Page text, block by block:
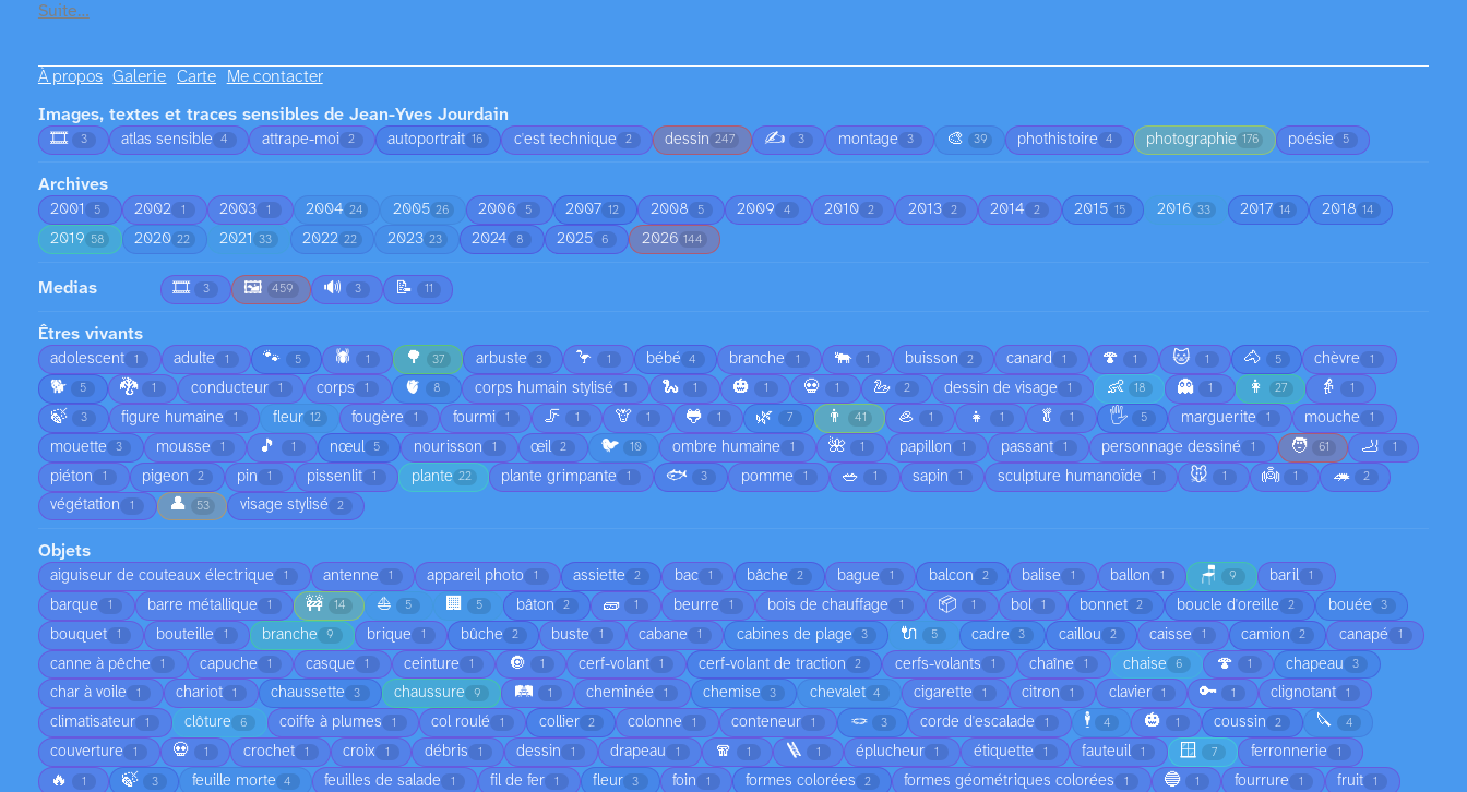
Suite…
À propos Galerie Carte Me contacter
Images, textes et traces sensibles de Jean-Yves Jourdain
🎞️
3 atlas sensible 4 attrape-moi 2 autoportrait 16 c'est technique 2 dessin 247 ✍️ 3 montage 3 🎨 39 phothistoire 4 photographie 176 poésie 5
Archives
2001 5 2002 1 2003 1 2004 24 2005 26 2006 5 2007 12 2008 5 2009 4 2010 2 2013 2 2014 2 2015 15 2016 33 2017 14 2018 14
2019 58 2020 22 2021 33 2022 22 2023 23 2024 8 2025 6 2026 144
Medias 🎞️ 3 🖼️ 459 🔊 3 📝 11
Êtres vivants
adolescent 1 adulte 1 🐾 5 🕷️ 1 🌳 37 arbuste 3 🦩 1 bébé 4 branche 1 🐃 1 buisson 2 canard 1 🍄 1 🐱 1 🐴 5 chèvre 1
🐕 5 🐉 1 conducteur 1 corps 1 🫀 8 corps humain stylisé 1 🐍 1 🎃 1 💀 1 🦢 2 dessin de visage 1 👶 18 👻 1 👩 27 👵 1
🍃 3 figure humaine 1 fleur 12 fougère 1 fourmi 1 🦵 1 🦒 1 🐸 1 🌿 7 👨 41 🦪 1 👧 1 🥬 1 🖐️ 5 marguerite 1 mouche 1
mouette 3 mousse 1 🎵 1 nœul 5 nourisson 1 œil 2 🐦 10 ombre humaine 1 🌺 1 papillon 1 passant 1 personnage dessiné 1 🧑 61 🦶 1
piéton 1 pigeon 2 pin 1 pissenlit 1 plante 22 plante grimpante 1 🐟 3 pomme 1 🥗 1 sapin 1 sculpture humanoïde 1 🐭 1 👼 1 🦔 2
végétation 1 👤 53 visage stylisé 2
Objets
aiguiseur de couteaux électrique 1 antenne 1 appareil photo 1 assiette 2 bac 1 bâche 2 bague 1 balcon 2 balise 1 ballon 1 🪑 9 baril 1
barque 1 barre métallique 1 🚧 14 ⛵ 5 🏢 5 bâton 2 🧱 1 beurre 1 bois de chauffage 1 📦 1 bol 1 bonnet 2 boucle d'oreille 2 bouée 3
bouquet 1 bouteille 1 branche 9 brique 1 bûche 2 buste 1 cabane 1 cabines de plage 3 🔌 5 cadre 3 caillou 2 caisse 1 camion 2 canapé 1
canne à pêche 1 capuche 1 casque 1 ceinture 1 🔘 1 cerf-volant 1 cerf-volant de traction 2 cerfs-volants 1 chaîne 1 chaise 6 🍄 1 chapeau 3
char à voile 1 chariot 1 chaussette 3 chaussure 9 🛤️ 1 cheminée 1 chemise 3 chevalet 4 cigarette 1 citron 1 clavier 1 🔑 1 clignotant 1
climatisateur 1 clôture 6 coiffe à plumes 1 col roulé 1 collier 2 colonne 1 conteneur 1 🪢 3 corde d'escalade 1 🕴️ 4 🎃 1 coussin 2 🔪 4
couverture 1 💀 1 crochet 1 croix 1 débris 1 dessin 1 drapeau 1 🧣 1 🪜 1 éplucheur 1 étiquette 1 fauteuil 1 🪟 7 ferronnerie 1
🔥 1 🍃 3 feuille morte 4 feuilles de salade 1 fil de fer 1 fleur 3 foin 1 formes colorées 2 formes géométriques colorées 1 🔵 1 fourrure 1 fruit 1